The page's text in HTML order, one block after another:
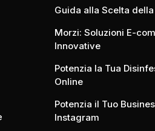
Guida alla Scelta
Morzi: Soluzioni E-
Innovative
Potenzia la Tua
Online
Potenzia il Tuo
Instagram